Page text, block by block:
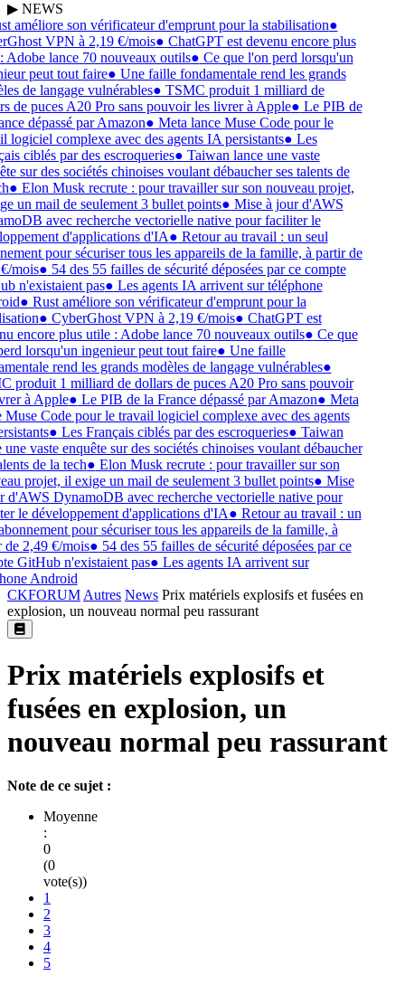
▶ NEWS
améliore son vérificateur d'emprunt pour la stabilisation●
VPN à 2,19 €/mois●ChatGPT est devenu encore plus
lance 70 nouveaux outils●Ce que l'on perd lorsqu'un
peut tout faire●Une faille fondamentale rend les grands
de langage vulnérables●TSMC produit 1 milliard de
de puces A20 Pro sans pouvoir les livrer à Apple●Le PIB de
dépassé par Amazon●Meta lance Muse Code pour le
logiciel complexe avec des agents IA persistants●Les
ciblés par des escroqueries●Taiwan lance une vaste
sur des sociétés chinoises voulant débaucher ses talents de
●Elon Musk recrute : pour travailler sur son nouveau projet,
un mail de seulement 3 bullet points●Mise à jour d'AWS
avec recherche vectorielle native pour faciliter le
d'applications d'IA●Retour au travail : un seul
pour sécuriser tous les appareils de la famille, à partir de
mois●54 des 55 failles de sécurité déposées par ce compte
n'existaient pas●Les agents IA arrivent sur téléphone
●Rust améliore son vérificateur d'emprunt pour la
●CyberGhost VPN à 2,19 €/mois●ChatGPT est
encore plus utile : Adobe lance 70 nouveaux outils●Ce que
lorsqu'un ingenieur peut tout faire●Une faille
rend les grands modèles de langage vulnérables●
produit 1 milliard de dollars de puces A20 Pro sans pouvoir
à Apple●Le PIB de la France dépassé par Amazon●Meta
Code pour le travail logiciel complexe avec des agents
●Les Français ciblés par des escroqueries●Taiwan
vaste enquête sur des sociétés chinoises voulant débaucher
de la tech●Elon Musk recrute : pour travailler sur son
projet, il exige un mail de seulement 3 bullet points●Mise
d'AWS DynamoDB avec recherche vectorielle native pour
le développement d'applications d'IA●Retour au travail : un
pour sécuriser tous les appareils de la famille, à
2,49 €/mois●54 des 55 failles de sécurité déposées par ce
GitHub n'existaient pas●Les agents IA arrivent sur
Android
CKFORUMAutres News Prix matériels explosifs et fusées en
explosion, un nouveau normal peu rassurant
Prix matériels explosifs et
fusées en explosion, un
nouveau normal peu rassurant
Note de ce sujet :
Moyenne
:
0
(0
vote(s))
1
2
3
4
5